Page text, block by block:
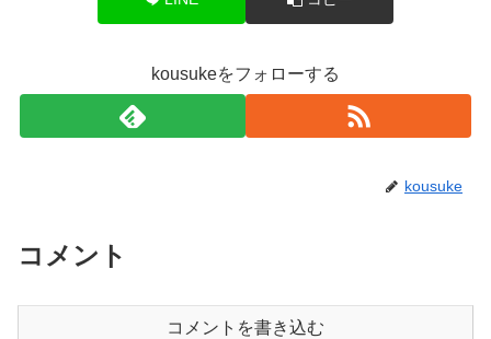
kousukeをフォローする
kousuke
コメント
コメントを書き込む